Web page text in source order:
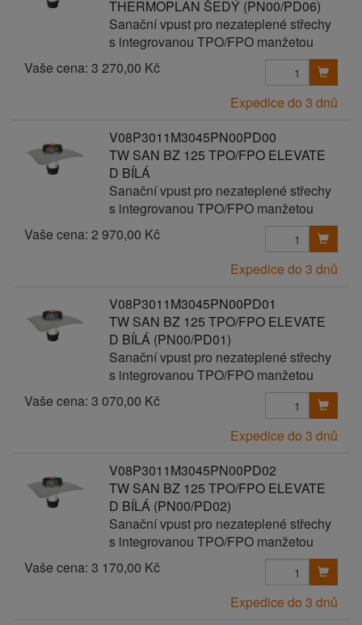
THERMOPLAN ŠEDÝ (PN00/PD06)
Sanační vpust pro nezateplené střechy
s integrovanou TPO/FPO manžetou
Vaše cena: 3 270,00 Kč
Expedice do 3 dnů
V08P3011M3045PN00PD00
TW SAN BZ 125 TPO/FPO ELEVATE
D BÍLÁ
Sanační vpust pro nezateplené střechy
s integrovanou TPO/FPO manžetou
Vaše cena: 2 970,00 Kč
Expedice do 3 dnů
V08P3011M3045PN00PD01
TW SAN BZ 125 TPO/FPO ELEVATE
D BÍLÁ (PN00/PD01)
Sanační vpust pro nezateplené střechy
s integrovanou TPO/FPO manžetou
Vaše cena: 3 070,00 Kč
Expedice do 3 dnů
V08P3011M3045PN00PD02
TW SAN BZ 125 TPO/FPO ELEVATE
D BÍLÁ (PN00/PD02)
Sanační vpust pro nezateplené střechy
s integrovanou TPO/FPO manžetou
Vaše cena: 3 170,00 Kč
Expedice do 3 dnů